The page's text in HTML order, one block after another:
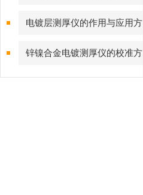
能、行业应用与技术亮点
电镀层测厚仪的作用与应用方
向分析
锌镍合金电镀测厚仪的校准方
法与重要性